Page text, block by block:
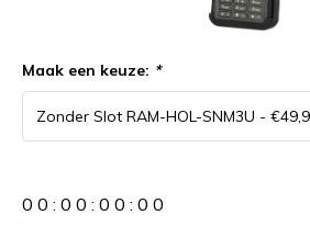
Maak een keuze: *
0 0 : 0 0 : 0 0 : 0 0